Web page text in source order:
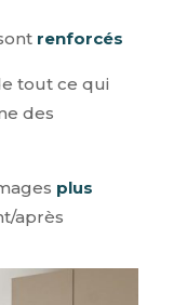
renforcés
tout ce qui
des
plus
après